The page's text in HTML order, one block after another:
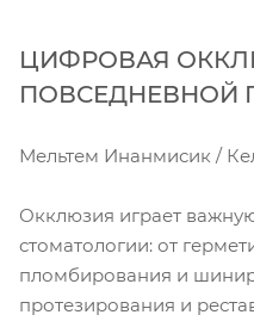
ЦИФРОВАЯ
ПОВСЕДНЕВНОЙ
Мельтем Инанмисик /
Окклюзия играет
стоматологии: от
пломбирования и
протезирования и